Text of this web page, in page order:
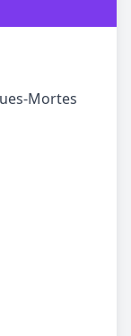
Mortes